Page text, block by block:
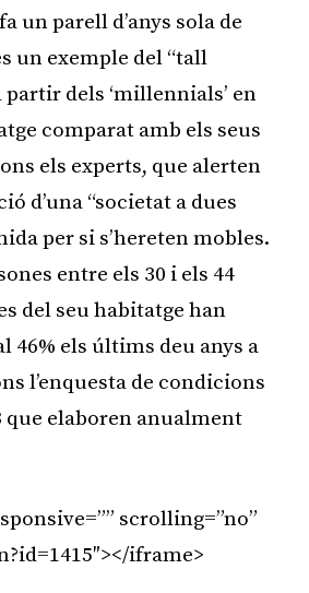
un parell d’anys sola de
un exemple del “tall
partir dels ‘millennials’ en
comparat amb els seus
els experts, que alerten
d’una “societat a dues
per si s’hereten mobles.
entre els 30 i els 44
del seu habitatge han
46% els últims deu anys a
l’enquesta de condicions
que elaboren anualment
scrolling=”no”
iframe>